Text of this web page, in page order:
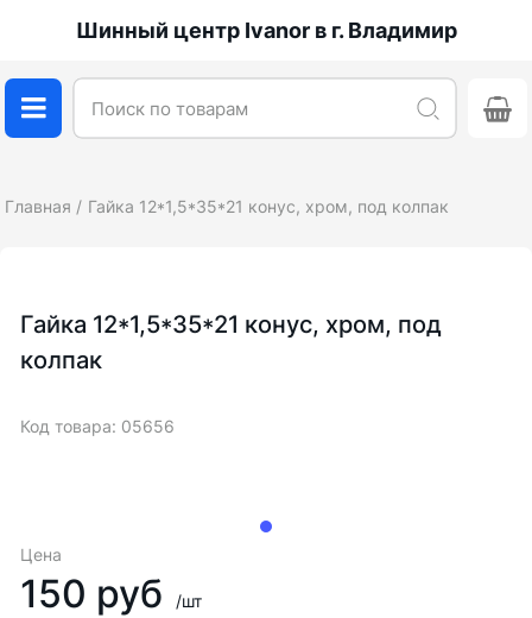
Шинный центр Ivanor в г. Владимир
Главная Гайка 12*1,5*35*21 конус, хром, под колпак
Цена
150 руб /шт
Гайка 12*1,5*35*21 конус, хром, под
колпак
Код товара: 05656